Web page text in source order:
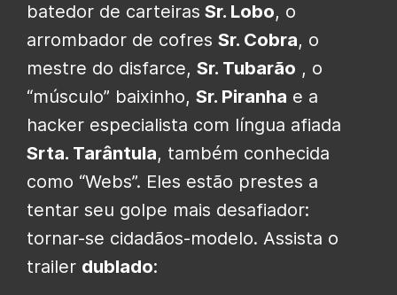
batedor de carteiras Sr. Lobo, o
arrombador de cofres Sr. Cobra, o
mestre do disfarce, Sr. Tubarão , o
“músculo” baixinho, Sr. Piranha e a
hacker especialista com língua afiada
Srta. Tarântula, também conhecida
como “Webs”. Eles estão prestes a
tentar seu golpe mais desafiador:
tornar-se cidadãos-modelo. Assista o
trailer dublado: